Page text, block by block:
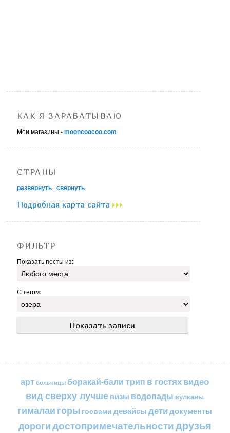
КАК Я ЗАРАБАТЫВАЮ
Мои магазины -mooncoocoo.com
СТРАНЫ
развернуть |свернуть
Подробная карта сайта
ФИЛЬТР
Показать посты из:
С тегом:
арт больницы боракай-бали трип в гостяхвидео
вид сверху лучшевизы водопады вулканы
гималаи горы госвами девайсы детидокументы
дорогидостопримечательностидрузья